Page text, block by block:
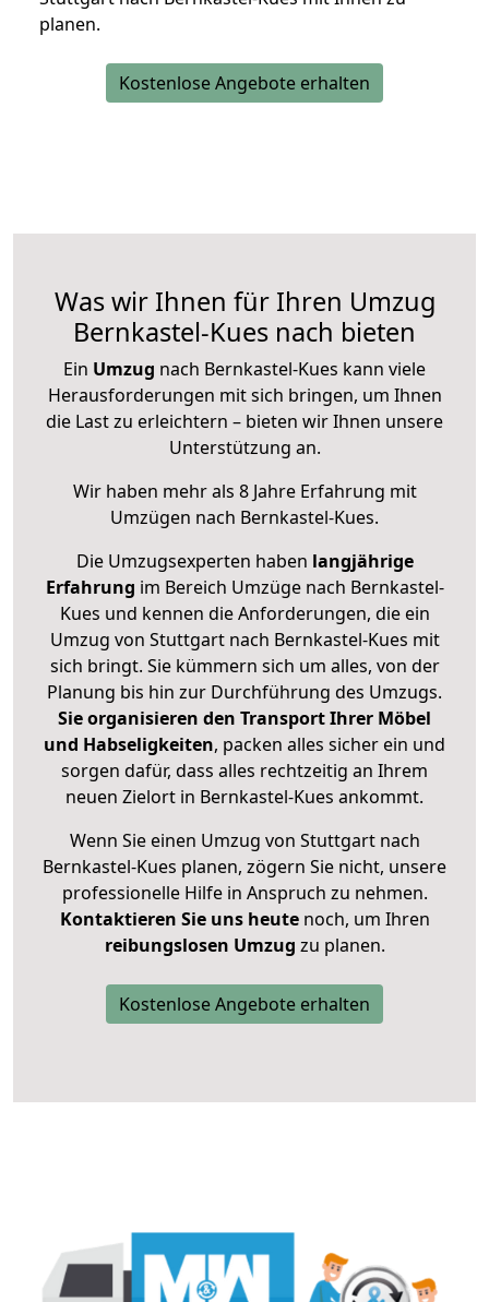
planen.
Kostenlose Angebote erhalten
Was wir Ihnen für Ihren Umzug
Bernkastel-Kues nach bieten
Ein Umzug nach Bernkastel-Kues kann viele
Herausforderungen mit sich bringen, um Ihnen
die Last zu erleichtern – bieten wir Ihnen unsere
Unterstützung an.
Wir haben mehr als 8 Jahre Erfahrung mit
Umzügen nach Bernkastel-Kues.
Die Umzugsexperten haben langjährige
Erfahrung im Bereich Umzüge nach Bernkastel-
Kues und kennen die Anforderungen, die ein
Umzug von Stuttgart nach Bernkastel-Kues mit
sich bringt. Sie kümmern sich um alles, von der
Planung bis hin zur Durchführung des Umzugs.
Sie organisieren den Transport Ihrer Möbel
und Habseligkeiten, packen alles sicher ein und
sorgen dafür, dass alles rechtzeitig an Ihrem
neuen Zielort in Bernkastel-Kues ankommt.
Wenn Sie einen Umzug von Stuttgart nach
Bernkastel-Kues planen, zögern Sie nicht, unsere
professionelle Hilfe in Anspruch zu nehmen.
Kontaktieren Sie uns heutenoch, um Ihren
reibungslosen Umzug zu planen.
Kostenlose Angebote erhalten